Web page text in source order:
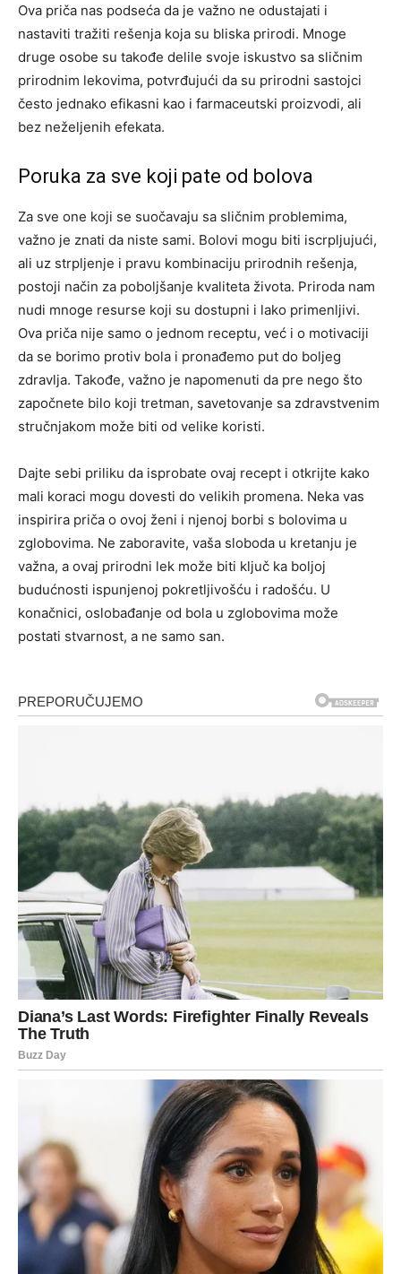
Ova priča nas podseća da je važno ne odustajati i
nastaviti tražiti rešenja koja su bliska prirodi. Mnoge
druge osobe su takođe delile svoje iskustvo sa sličnim
prirodnim lekovima, potvrđujući da su prirodni sastojci
često jednako efikasni kao i farmaceutski proizvodi, ali
bez neželjenih efekata.
Poruka za sve koji pate od bolova
Za sve one koji se suočavaju sa sličnim problemima,
važno je znati da niste sami. Bolovi mogu biti iscrpljujući,
ali uz strpljenje i pravu kombinaciju prirodnih rešenja,
postoji način za poboljšanje kvaliteta života. Priroda nam
nudi mnoge resurse koji su dostupni i lako primenljivi.
Ova priča nije samo o jednom receptu, već i o motivaciji
da se borimo protiv bola i pronađemo put do boljeg
zdravlja. Takođe, važno je napomenuti da pre nego što
započnete bilo koji tretman, savetovanje sa zdravstvenim
stručnjakom može biti od velike koristi.
Dajte sebi priliku da isprobate ovaj recept i otkrijte kako
mali koraci mogu dovesti do velikih promena. Neka vas
inspirira priča o ovoj ženi i njenoj borbi s bolovima u
zglobovima. Ne zaboravite, vaša sloboda u kretanju je
važna, a ovaj prirodni lek može biti ključ ka boljoj
budućnosti ispunjenoj pokretljivošću i radošću. U
konačnici, oslobađanje od bola u zglobovima može
postati stvarnost, a ne samo san.